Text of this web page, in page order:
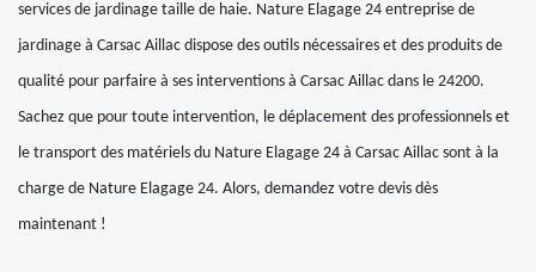
services de jardinage taille de haie. Nature Elagage 24 entreprise de
jardinage à Carsac Aillac dispose des outils nécessaires et des produits de
qualité pour parfaire à ses interventions à Carsac Aillac dans le 24200.
Sachez que pour toute intervention, le déplacement des professionnels et
le transport des matériels du Nature Elagage 24 à Carsac Aillac sont à la
charge de Nature Elagage 24. Alors, demandez votre devis dès
maintenant !